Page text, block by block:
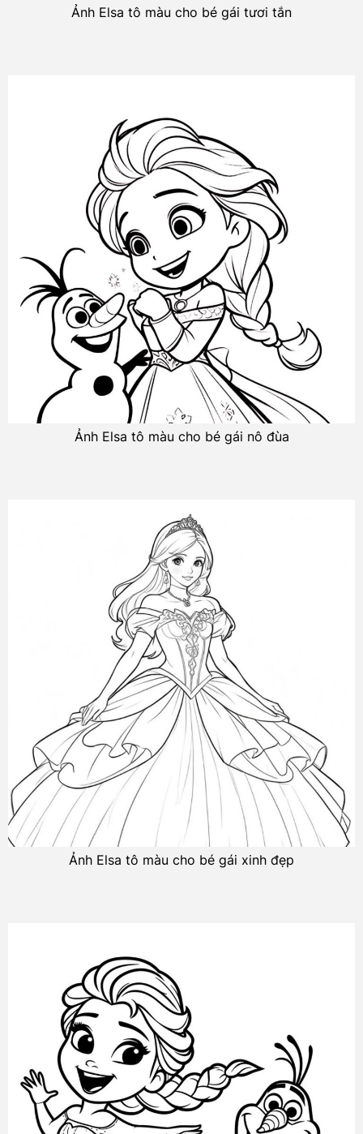
Ảnh Elsa tô màu cho bé gái tươi tắn
Ảnh Elsa tô màu cho bé gái nô đùa
Ảnh Elsa tô màu cho bé gái xinh đẹp